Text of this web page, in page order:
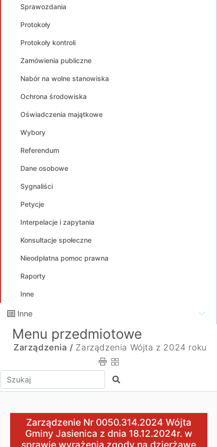
Sprawozdania
Protokoły
Protokoły kontroli
Zamówienia publiczne
Nabór na wolne stanowiska
Ochrona środowiska
Oświadczenia majątkowe
Wybory
Referendum
Dane osobowe
Sygnaliści
Petycje
Interpelacje i zapytania
Konsultacje społeczne
Nieodpłatna pomoc prawna
Raporty
Inne
Inne
Menu przedmiotowe
Zarządzenia / Zarządzenia Wójta z 2024 roku
Wpisz tekst do wyszukania Szukaj
Zarządzenie Nr 0050.314.2024 Wójta Gminy
Zarządzenie Nr 0050.314.2024 Wójta
Gminy Jasienica z dnia 18.12.2024r. w
sprawie wyrażenia zgody na dzierżawę